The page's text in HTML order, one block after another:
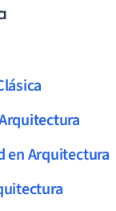
en Arquitectura